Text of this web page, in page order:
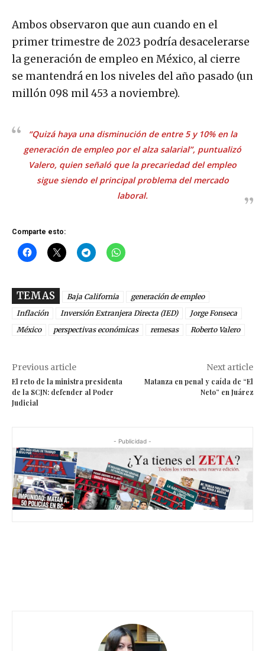
Ambos observaron que aun cuando en el
primer trimestre de 2023 podría desacelerarse
la generación de empleo en México, al cierre
se mantendrá en los niveles del año pasado (un
millón 098 mil 453 a noviembre).
“Quizá haya una disminución de entre 5 y 10% en la
generación de empleo por el alza salarial”, puntualizó
Valero, quien señaló que la precariedad del empleo
sigue siendo el principal problema del mercado
laboral.
Comparte esto:
TEMAS Baja California
generación de empleo
Inflación
Inversión Extranjera Directa (IED)
Jorge Fonseca
México
perspectivas económicas remesas Roberto Valero
Previous article
El reto de la ministra presidenta
de la SCJN: defender al Poder
Judicial
Next article
Matanza en penal y caída de “El
Neto” en Juárez
- Publicidad -